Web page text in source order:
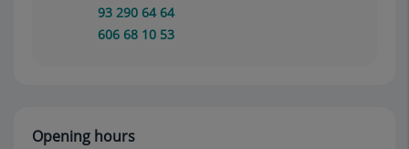
93 290 64 64
606 68 10 53
Opening hours